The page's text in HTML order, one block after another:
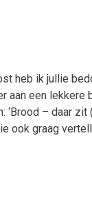
heb ik jullie
aan een lekkere
‘Brood – daar zit
ook graag